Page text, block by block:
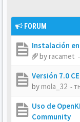
FORUM
Instalación
byracamet -
Versión 7.0
bymola_32 -
Uso de
Community